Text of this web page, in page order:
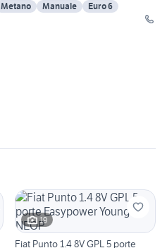
Metano Manuale
Euro 6
19
Fiat Punto 1.4 8V GPL 5 porte